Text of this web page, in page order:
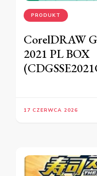
PRODUKT
CorelDRAW
2021 PL BOX
17 CZERWCA 2026